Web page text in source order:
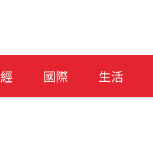
國際 生活